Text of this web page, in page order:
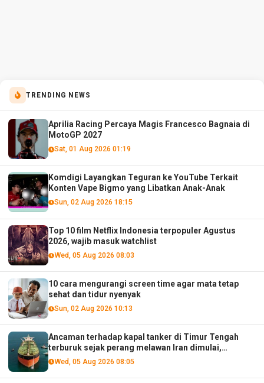
TRENDING NEWS
Aprilia Racing Percaya Magis Francesco Bagnaia di
MotoGP 2027
Sat, 01 Aug 2026 01:19
Komdigi Layangkan Teguran ke YouTube Terkait
Konten Vape Bigmo yang Libatkan Anak-Anak
Sun, 02 Aug 2026 18:15
Top 10 film Netflix Indonesia terpopuler Agustus
2026, wajib masuk watchlist
Wed, 05 Aug 2026 08:03
10 cara mengurangi screen time agar mata tetap
sehat dan tidur nyenyak
Sun, 02 Aug 2026 10:13
Ancaman terhadap kapal tanker di Timur Tengah
terburuk sejak perang melawan Iran dimulai,
menurut analis
Wed, 05 Aug 2026 08:05